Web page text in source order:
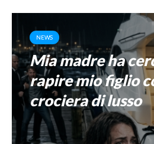
NEWS
Mia madre ha
rapire mio figlio
crociera di lusso